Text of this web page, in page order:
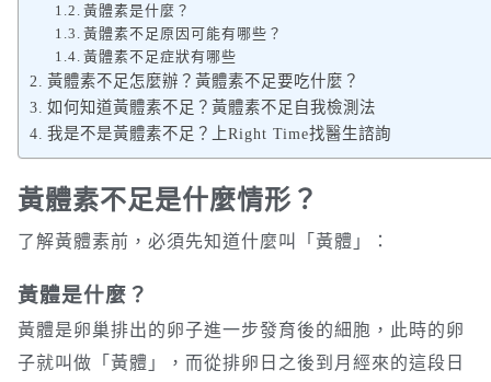
黃體素是什麼？
黃體素不足原因可能有哪些？
黃體素不足症狀有哪些
黃體素不足怎麼辦？黃體素不足要吃什麼？
如何知道黃體素不足？黃體素不足自我檢測法
我是不是黃體素不足？上Right Time找醫生諮詢
黃體素不足是什麼情形？
了解黃體素前，必須先知道什麼叫「黃體」：
黃體是什麼？
黃體是卵巢排出的卵子進一步發育後的細胞，此時的卵
子就叫做「黃體」，而從排卵日之後到月經來的這段日